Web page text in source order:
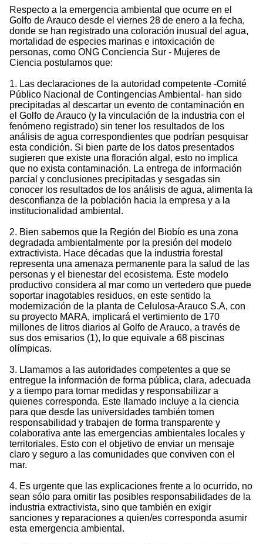
Respecto a la emergencia ambiental que ocurre en el
Golfo de Arauco desde el viernes 28 de enero a la fecha,
donde se han registrado una coloración inusual del agua,
mortalidad de especies marinas e intoxicación de
personas, como ONG Conciencia Sur - Mujeres de
Ciencia postulamos que:
1. Las declaraciones de la autoridad competente -Comité
Público Nacional de Contingencias Ambiental- han sido
precipitadas al descartar un evento de contaminación en
el Golfo de Arauco (y la vinculación de la industria con el
fenómeno registrado) sin tener los resultados de los
análisis de agua correspondientes que podrían pesquisar
esta condición. Si bien parte de los datos presentados
sugieren que existe una floración algal, esto no implica
que no exista contaminación. La entrega de información
parcial y conclusiones precipitadas y sesgadas sin
conocer los resultados de los análisis de agua, alimenta la
desconfianza de la población hacia la empresa y a la
institucionalidad ambiental.
2. Bien sabemos que la Región del Biobío es una zona
degradada ambientalmente por la presión del modelo
extractivista. Hace décadas que la industria forestal
representa una amenaza permanente para la salud de las
personas y el bienestar del ecosistema. Este modelo
productivo considera al mar como un vertedero que puede
soportar inagotables residuos, en este sentido la
modernización de la planta de Celulosa-Arauco S.A, con
su proyecto MARA, implicará el vertimiento de 170
millones de litros diarios al Golfo de Arauco, a través de
sus dos emisarios (1), lo que equivale a 68 piscinas
olímpicas.
3. Llamamos a las autoridades competentes a que se
entregue la información de forma pública, clara, adecuada
y a tiempo para tomar medidas y responsabilizar a
quienes corresponda. Este llamado incluye a la ciencia
para que desde las universidades también tomen
responsabilidad y trabajen de forma transparente y
colaborativa ante las emergencias ambientales locales y
territoriales. Esto con el objetivo de enviar un mensaje
claro y seguro a las comunidades que conviven con el
mar.
4. Es urgente que las explicaciones frente a lo ocurrido, no
sean sólo para omitir las posibles responsabilidades de la
industria extractivista, sino que también en exigir
sanciones y reparaciones a quien/es corresponda asumir
esta emergencia ambiental.